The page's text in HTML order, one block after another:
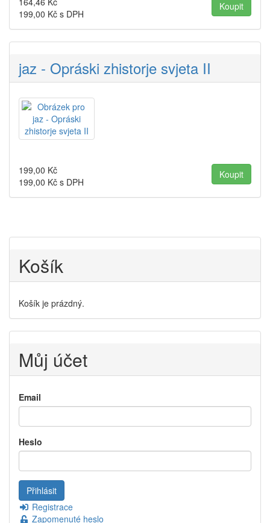
199,00 Kč s DPH
jaz - Opráski zhistorje svjeta II
199,00 Kč
199,00 Kč s DPH
Košík
Košík je prázdný.
Můj účet
Email
Heslo
Registrace
Zapomenuté heslo